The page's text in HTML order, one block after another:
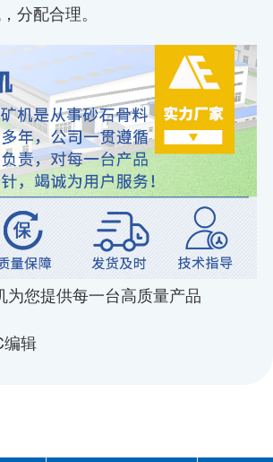
分配合理。
为您提供每一台高质量产品
辑